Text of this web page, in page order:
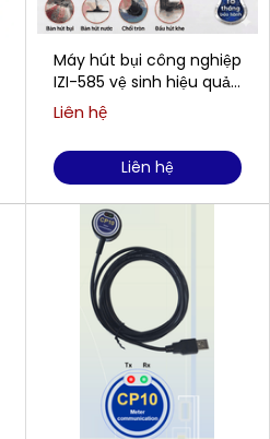
Máy hút bụi công nghiệp
IZI-585 vệ sinh hiệu quả
cho doanh nghiệp
Liên hệ
Liên hệ